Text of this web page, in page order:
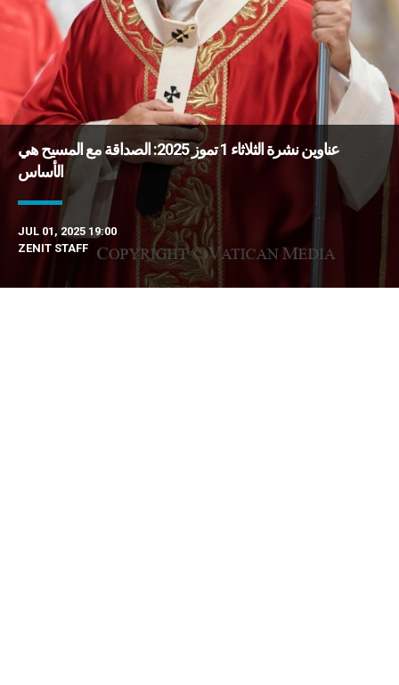
عناوين نشرة الثلاثاء 1 تموز 2025: الصداقة مع المسيح هي
الأساس
JUL 01, 2025 19:00
ZENIT STAFF